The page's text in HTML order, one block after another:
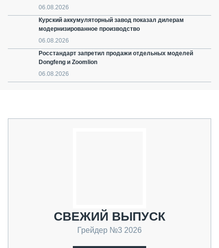
06.08.2026
Курский аккумуляторный завод показал дилерам
модернизированное производство
06.08.2026
Росстандарт запретил продажи отдельных моделей
Dongfeng и Zoomlion
06.08.2026
СВЕЖИЙ ВЫПУСК
Грейдер №3 2026